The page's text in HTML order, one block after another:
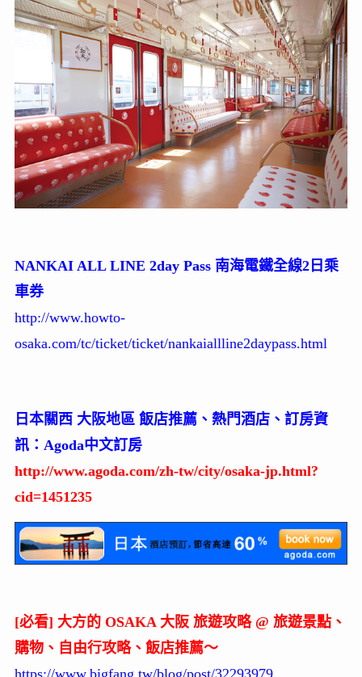
NANKAI ALL LINE 2day Pass 南海電鐵全線2日乘
車券
http://www.howto-
osaka.com/tc/ticket/ticket/nankaiallline2daypass.html
日本關西 大阪地區 飯店推薦、熱門酒店、訂房資
訊：Agoda中文訂房
http://www.agoda.com/zh-tw/city/osaka-jp.html?
cid=1451235
[必看] 大方的 OSAKA 大阪 旅遊攻略 @ 旅遊景點、
購物、自由行攻略、飯店推薦～
https://www.bigfang.tw/blog/post/32293979